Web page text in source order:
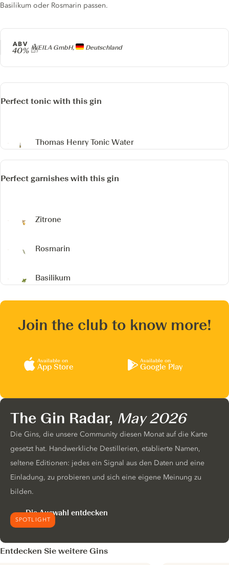
Producer
WEILA GmbH, Deutschland
ABV
40%
Basilikum oder Rosmarin passen.
Perfect tonic with this gin
Thomas Henry Tonic Water
Perfect garnishes with this gin
Zitrone
Rosmarin
Basilikum
Join the club to know more!
Available on
App Store
Available on
Google Play
SPOTLIGHT
The Gin Radar, May 2026
Die Gins, die unsere Community diesen Monat auf die Karte
gesetzt hat. Handwerkliche Destillerien, etablierte Namen,
seltene Editionen: jedes ein Signal aus den Daten und eine
Einladung, zu probieren und sich eine eigene Meinung zu
bilden.
Die Auswahl entdecken
Entdecken Sie weitere Gins